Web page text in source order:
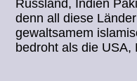
Russland, Indien
denn all diese
gewaltsamem
bedroht als die USA,